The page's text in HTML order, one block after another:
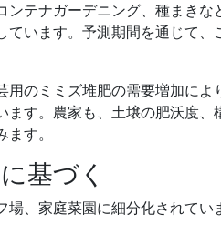
ンテナガーデニング、種まき
ています。予測期間を通じて
用のミミズ堆肥の需要増加に
ます。農家も、土壌の肥沃度
す。
基づく
、家庭菜園に細分化されてい